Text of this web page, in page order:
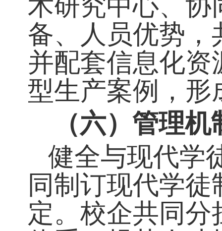
研发和专业建
（五）教学
充分利用生
术研究中心、
备、人员优势
并配套信息化
型生产案例，